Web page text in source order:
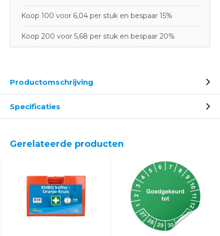
Koop 100 voor 6,04 per stuk en bespaar 15%
Koop 200 voor 5,68 per stuk en bespaar 20%
Productomschrijving
Specificaties
Gerelateerde producten